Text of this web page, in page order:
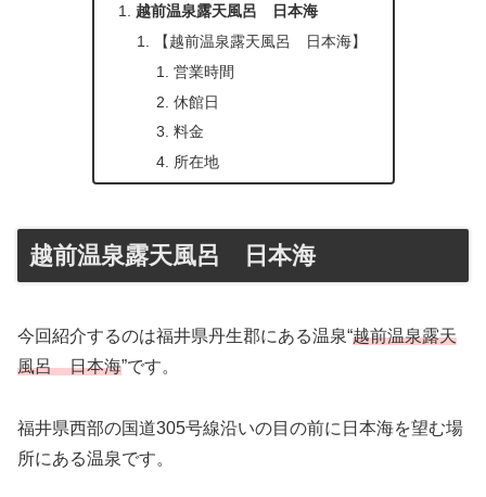
越前温泉露天風呂 日本海
【越前温泉露天風呂 日本海】
営業時間
休館日
料金
所在地
越前温泉露天風呂 日本海
今回紹介するのは福井県丹生郡にある温泉“越前温泉露天
風呂 日本海”です。
福井県西部の国道305号線沿いの目の前に日本海を望む場
所にある温泉です。